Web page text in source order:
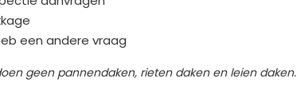
een andere vraag
geen pannendaken, rieten daken en leien daken.